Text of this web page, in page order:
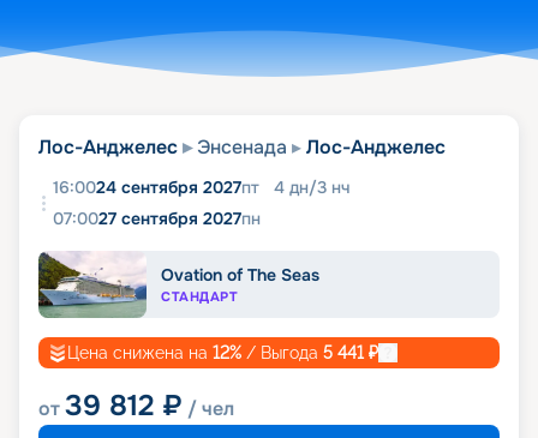
Лос-Анджелес Энсенада Лос-Анджелес
16:0024 сентября 2027пт 4 дн/3 нч
07:0027 сентября 2027пн
Ovation of The Seas
СТАНДАРТ
Цена снижена на 12% / Выгода 5 441₽
от39 812 ₽ / чел